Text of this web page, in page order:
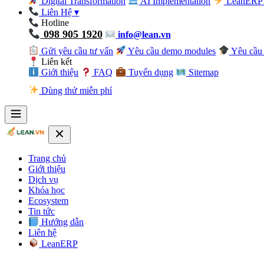
Liên Hệ▾
Hotline
098 905 1920
info@lean.vn
Gửi yêu cầu tư vấn
Yêu cầu demo modules
Yêu cầu
Liên kết
Giới thiệu
FAQ Tuyển dụng
Sitemap
Dùng thử miễn phí
Trang chủ
Giới thiệu
Dịch vụ
Khóa học
Ecosystem
Tin tức
Hướng dẫn
Liên hệ
LeanERP